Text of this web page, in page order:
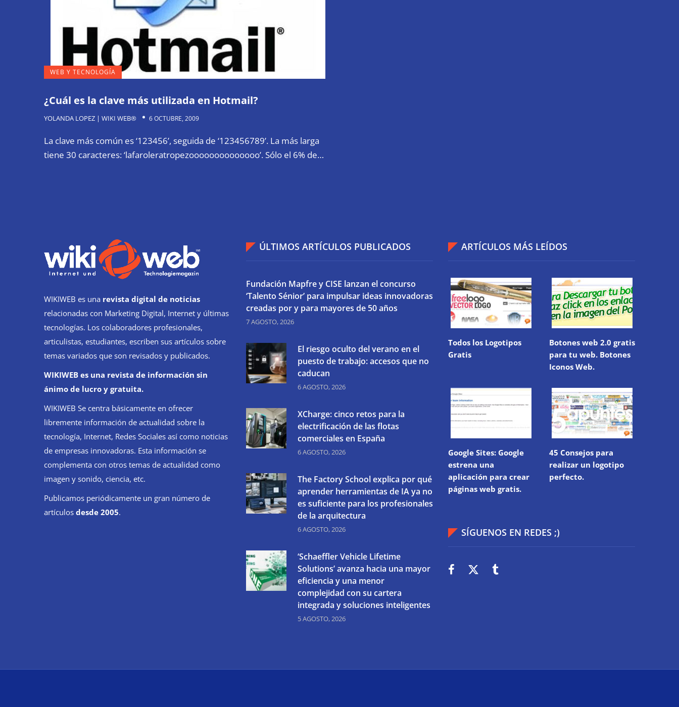
WEB Y TECNOLOGÍA
¿Cuál es la clave más utilizada en Hotmail?
YOLANDA LOPEZ | WIKI WEB® 6 OCTUBRE, 2009
La clave más común es ‘123456’, seguida de ‘123456789’. La más larga
tiene 30 caracteres: ‘lafaroleratropezoooooooooooooo’. Sólo el 6% de…
WIKIWEB es una revista digital de noticias
relacionadas con Marketing Digital, Internet y últimas
tecnologías. Los colaboradores profesionales,
articulistas, estudiantes, escriben sus artículos sobre
temas variados que son revisados y publicados.
WIKIWEB es una revista de información sin
ánimo de lucro y gratuita.
WIKIWEB Se centra básicamente en ofrecer
libremente información de actualidad sobre la
tecnología, Internet, Redes Sociales así como noticias
de empresas innovadoras. Esta información se
complementa con otros temas de actualidad como
imagen y sonido, ciencia, etc.
Publicamos periódicamente un gran número de
artículos desde 2005.
ÚLTIMOS ARTÍCULOS PUBLICADOS
Fundación Mapfre y CISE lanzan el concurso
‘Talento Sénior’ para impulsar ideas innovadoras
creadas por y para mayores de 50 años
7 AGOSTO, 2026
El riesgo oculto del verano en el
puesto de trabajo: accesos que no
caducan
6 AGOSTO, 2026
XCharge: cinco retos para la
electrificación de las flotas
comerciales en España
6 AGOSTO, 2026
The Factory School explica por qué
aprender herramientas de IA ya no
es suficiente para los profesionales
de la arquitectura
6 AGOSTO, 2026
‘Schaeffler Vehicle Lifetime
Solutions’ avanza hacia una mayor
eficiencia y una menor
complejidad con su cartera
integrada y soluciones inteligentes
5 AGOSTO, 2026
ARTÍCULOS MÁS LEÍDOS
Todos los Logotipos
Gratis
Botones web 2.0 gratis
para tu web. Botones
Iconos Web.
Google Sites: Google
estrena una
aplicación para crear
páginas web gratis.
45 Consejos para
realizar un logotipo
perfecto.
SÍGUENOS EN REDES ;)